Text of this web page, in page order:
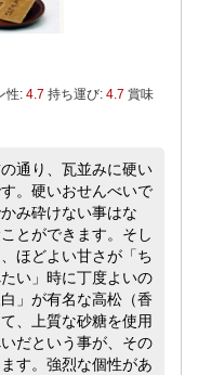
性: 4.7 持ち運び: 4.7 賞味
通り、瓦並みに硬い
。硬いおせんべいで
み砕けない事はな
とができます。そし
ほどよい甘さが「ち
い」時に丁度よいの
」が有名な高松（香
、上質な砂糖を使用
だという事が、その
す。強烈な個性があ